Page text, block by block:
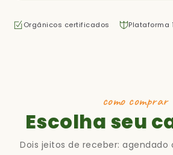
Orgânicos certificados Plataforma
como comprar
Escolha seu
Dois jeitos de receber: agendado